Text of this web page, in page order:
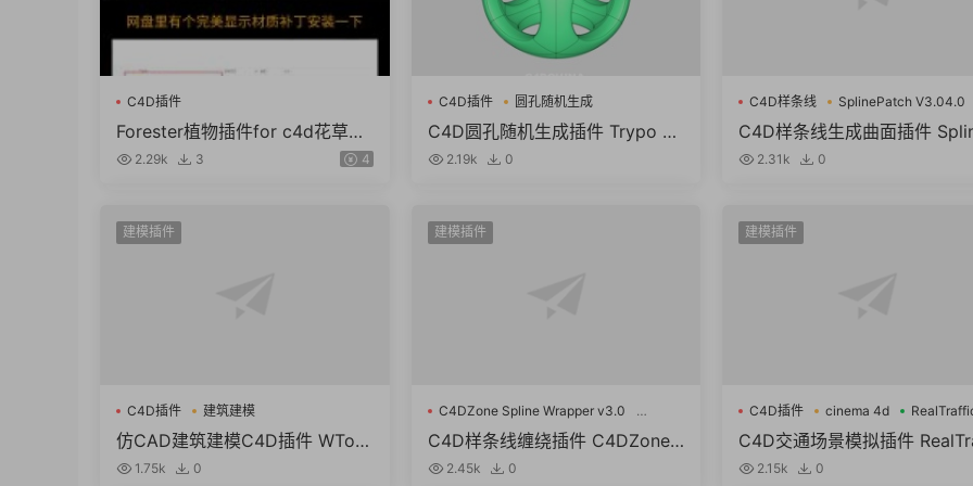
C4D插件
Forester植物插件for c4d花草地
生成附教程R25/24/23/21 win M
2.29k 3 4
C4D插件 圆孔随机生成
C4D圆孔随机生成插件 Trypo Lit
e V1.1 For Cinema 4D R15-202
2.19k 0
C4D样条线 SplinePatch V3.04.0
C4D样条线生成曲面插件
Patch V3.04.0 For Cinema 4D
2.31k 0
建模插件
C4D插件 建筑建模
仿CAD建筑建模C4D插件 WTool
s3D LWCAD v2021 For Cinema
1.75k 0
建模插件
C4DZone Spline Wrapper v3.0
C4D样条线
C4D样条线缠绕插件 C4DZone
Spline Wrapper v3.0 For Cinem
2.45k 0
建模插件
C4D插件 cinema 4d
C4D交通场景模拟插件
ic 1.00.2 For Cinema 4D R16-
2.15k 0